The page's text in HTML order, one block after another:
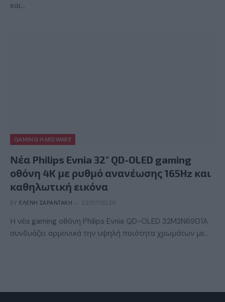
και…
GAMING HARDWARE
Νέα Philips Evnia 32″ QD-OLED gaming
οθόνη 4K με ρυθμό ανανέωσης 165Hz και
καθηλωτική εικόνα
BY ΕΛΈΝΗ ΣΑΡΑΝΤΆΚΗ 22/07/2026
Η νέα gaming οθόνη Philips Evnia QD-OLED 32M2N6901A
συνδυάζει αρμονικά την υψηλή ποιότητα χρωμάτων με…